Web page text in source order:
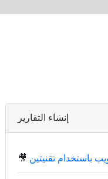
إنشاء التقارير
🎥 باستخدام تقنيتين